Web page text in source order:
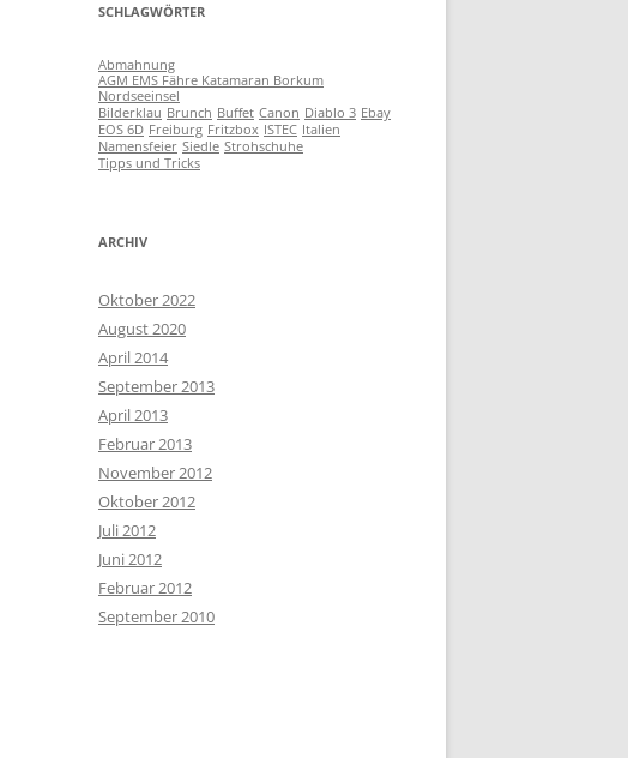
SCHLAGWÖRTER
Abmahnung
AGM EMS Fähre Katamaran Borkum
Nordseeinsel
Bilderklau Brunch Buffet Canon Diablo 3 Ebay
EOS 6D Freiburg Fritzbox ISTEC Italien
Namensfeier Siedle Strohschuhe
Tipps und Tricks
ARCHIV
Oktober 2022
August 2020
April 2014
September 2013
April 2013
Februar 2013
November 2012
Oktober 2012
Juli 2012
Juni 2012
Februar 2012
September 2010